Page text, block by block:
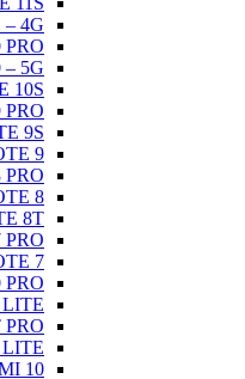
11 – 4G
10 PRO
10 – 5G
NOTE 10S
9 PRO
NOTE 9S
NOTE 9
8 PRO
NOTE 8
NOTE 8T
7 PRO
NOTE 7
10 PRO
10 LITE
/ MI11T PRO
MI 11 LITE